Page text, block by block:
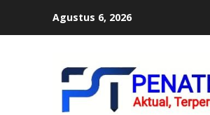
Agustus 6, 2026